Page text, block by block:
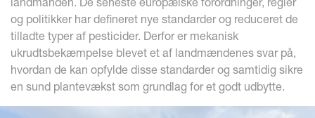
og politikker har defineret nye standarder og reduceret de
tilladte typer af pesticider. Derfor er mekanisk
ukrudtsbekæmpelse blevet et af landmændenes svar på,
hvordan de kan opfylde disse standarder og samtidig sikre
en sund plantevækst som grundlag for et godt udbytte.